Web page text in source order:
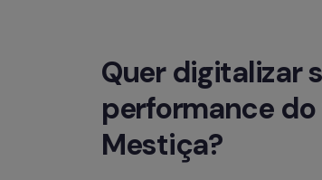
Quer digitalizar
performance
Mestiça?